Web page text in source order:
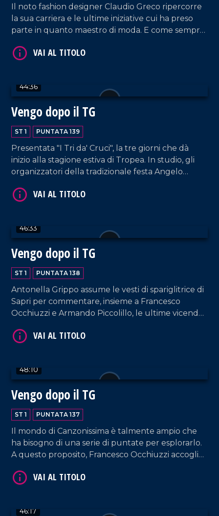
Il noto fashion designer Claudio Greco ripercorre
la sua carriera e le ultime iniziative cui ha preso
parte in quanto maestro di moda. E come sempre,
44:36
Vengo dopo il TG
ST 1 PUNTATA 139
Presentata "I Tri da' Cruci", la tre giorni che dà
inizio alla stagione estiva di Tropea. In studio, gli
organizzatori della tradizionale festa Angelo
Cricelli, membri dell'omonima associazione storico-
46:33
Vengo dopo il TG
ST 1 PUNTATA 138
Antonella Grippo assume le vesti di spariglitrice di
Sapri per commentare, insieme a Francesco
Occhiuzzi e Armando Piccolillo, le ultime vicende
48:10
Vengo dopo il TG
ST 1 PUNTATA 137
Il mondo di Canzonissima è talmente ampio che
ha bisogno di una serie di puntate per esplorarlo.
A questo proposito, Francesco Occhiuzzi accoglie
Spazio anche a un'interessante intervista a
46:17
VAI AL TITOLO
VAI AL TITOLO
VAI AL TITOLO
VAI AL TITOLO
VAI AL TITOLO